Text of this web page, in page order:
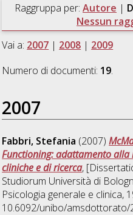
Raggruppa per: Autore |
Nessun
Vai a: 2007 | 2008 | 2009
Numero di documenti: 19.
2007
Fabbri, Stefania (2007)
Functioning: adattamento
cliniche e di ricerca,
Studiorum Università di
Psicologia generale e clinica,
10.6092/unibo/amsdottorato/